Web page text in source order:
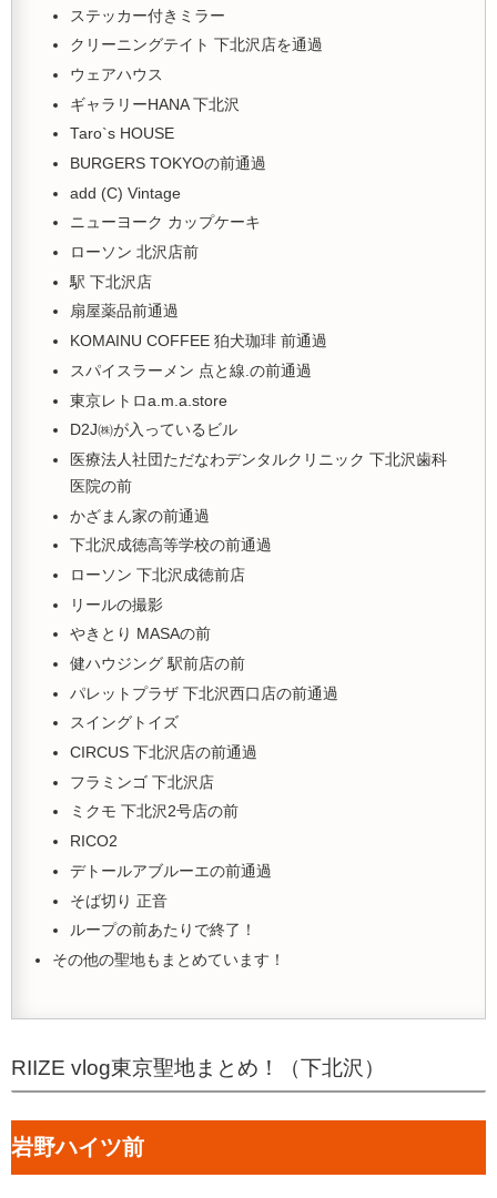
ステッカー付きミラー
クリーニングテイト 下北沢店を通過
ウェアハウス
ギャラリーHANA 下北沢
Taro`s HOUSE
BURGERS TOKYOの前通過
add (C) Vintage
ニューヨーク カップケーキ
ローソン 北沢店前
駅 下北沢店
扇屋薬品前通過
KOMAINU COFFEE 狛犬珈琲 前通過
スパイスラーメン 点と線.の前通過
東京レトロa.m.a.store
D2J㈱が入っているビル
医療法人社団ただなわデンタルクリニック 下北沢歯科
医院の前
かざまん家の前通過
下北沢成徳高等学校の前通過
ローソン 下北沢成徳前店
リールの撮影
やきとり MASAの前
健ハウジング 駅前店の前
パレットプラザ 下北沢西口店の前通過
スイングトイズ
CIRCUS 下北沢店の前通過
フラミンゴ 下北沢店
ミクモ 下北沢2号店の前
RICO2
デトールアブルーエの前通過
そば切り 正音
ループの前あたりで終了！
その他の聖地もまとめています！
RIIZE vlog東京聖地まとめ！（下北沢）
岩野ハイツ前